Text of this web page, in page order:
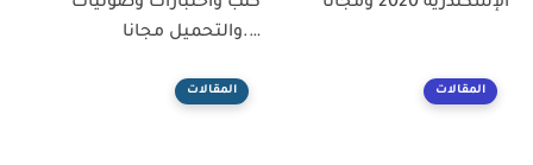
….والتحميل مجانا
المقالات المقالات